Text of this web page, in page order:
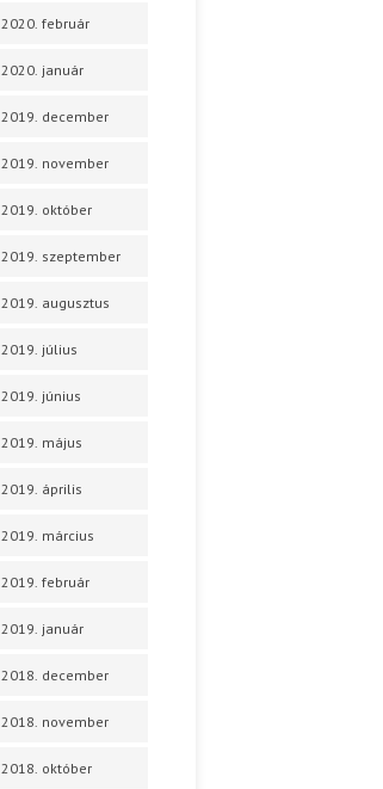
2020. február
2020. január
2019. december
2019. november
2019. október
2019. szeptember
2019. augusztus
2019. július
2019. június
2019. május
2019. április
2019. március
2019. február
2019. január
2018. december
2018. november
2018. október